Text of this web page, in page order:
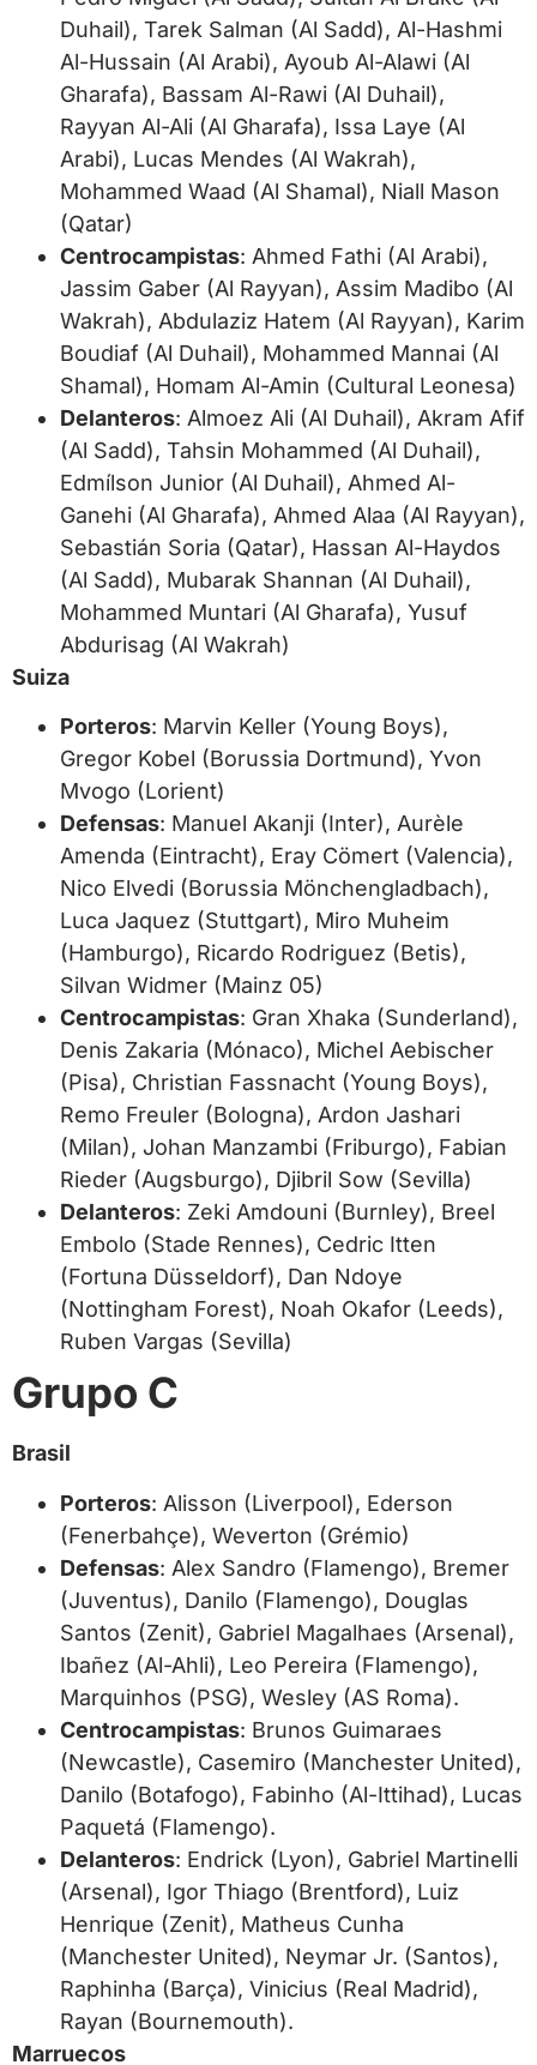
Duhail), Tarek Salman (Al Sadd), Al-Hashmi
Al-Hussain (Al Arabi), Ayoub Al-Alawi (Al
Gharafa), Bassam Al-Rawi (Al Duhail),
Rayyan Al-Ali (Al Gharafa), Issa Laye (Al
Arabi), Lucas Mendes (Al Wakrah),
Mohammed Waad (Al Shamal), Niall Mason
(Qatar)
Centrocampistas: Ahmed Fathi (Al Arabi),
Jassim Gaber (Al Rayyan), Assim Madibo (Al
Wakrah), Abdulaziz Hatem (Al Rayyan), Karim
Boudiaf (Al Duhail), Mohammed Mannai (Al
Shamal), Homam Al-Amin (Cultural Leonesa)
Delanteros: Almoez Ali (Al Duhail), Akram Afif
(Al Sadd), Tahsin Mohammed (Al Duhail),
Edmílson Junior (Al Duhail), Ahmed Al-
Ganehi (Al Gharafa), Ahmed Alaa (Al Rayyan),
Sebastián Soria (Qatar), Hassan Al-Haydos
(Al Sadd), Mubarak Shannan (Al Duhail),
Mohammed Muntari (Al Gharafa), Yusuf
Abdurisag (Al Wakrah)
Suiza
Porteros: Marvin Keller (Young Boys),
Gregor Kobel (Borussia Dortmund), Yvon
Mvogo (Lorient)
Defensas: Manuel Akanji (Inter), Aurèle
Amenda (Eintracht), Eray Cömert (Valencia),
Nico Elvedi (Borussia Mönchengladbach),
Luca Jaquez (Stuttgart), Miro Muheim
(Hamburgo), Ricardo Rodriguez (Betis),
Silvan Widmer (Mainz 05)
Centrocampistas: Gran Xhaka (Sunderland),
Denis Zakaria (Mónaco), Michel Aebischer
(Pisa), Christian Fassnacht (Young Boys),
Remo Freuler (Bologna), Ardon Jashari
(Milan), Johan Manzambi (Friburgo), Fabian
Rieder (Augsburgo), Djibril Sow (Sevilla)
Delanteros: Zeki Amdouni (Burnley), Breel
Embolo (Stade Rennes), Cedric Itten
(Fortuna Düsseldorf), Dan Ndoye
(Nottingham Forest), Noah Okafor (Leeds),
Ruben Vargas (Sevilla)
Grupo C
Brasil
Porteros: Alisson (Liverpool), Ederson
(Fenerbahçe), Weverton (Grémio)
Defensas: Alex Sandro (Flamengo), Bremer
(Juventus), Danilo (Flamengo), Douglas
Santos (Zenit), Gabriel Magalhaes (Arsenal),
Ibañez (Al-Ahli), Leo Pereira (Flamengo),
Marquinhos (PSG), Wesley (AS Roma).
Centrocampistas: Brunos Guimaraes
(Newcastle), Casemiro (Manchester United),
Danilo (Botafogo), Fabinho (Al-Ittihad), Lucas
Paquetá (Flamengo).
Delanteros: Endrick (Lyon), Gabriel Martinelli
(Arsenal), Igor Thiago (Brentford), Luiz
Henrique (Zenit), Matheus Cunha
(Manchester United), Neymar Jr. (Santos),
Raphinha (Barça), Vinicius (Real Madrid),
Rayan (Bournemouth).
Marruecos